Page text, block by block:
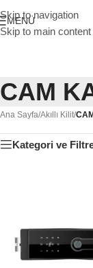
Skip to navigation
Skip to main content
MENÜ
CAM
Ana Sayfa/Akıllı Kilit/
Kategori ve